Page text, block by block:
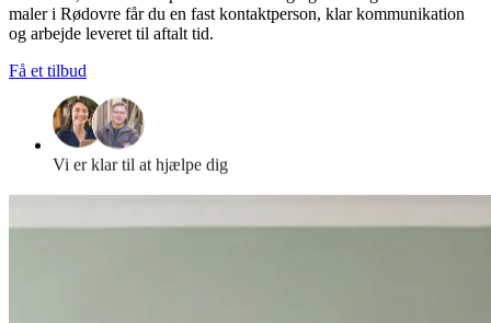
maler i Rødovre får du en fast kontaktperson, klar kommunikation
og arbejde leveret til aftalt tid.
Få et tilbud
Vi er klar til at hjælpe dig